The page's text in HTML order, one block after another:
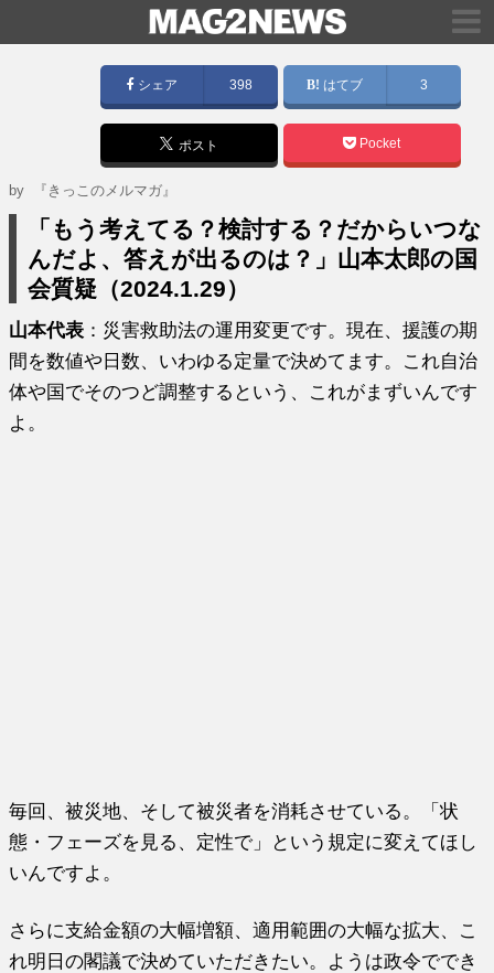
シェア 398 はてブ 3
ポスト Pocket
by 『きっこのメルマガ』
「もう考えてる？検討する？だからいつな
んだよ、答えが出るのは？」山本太郎の国
会質疑（2024.1.29）
山本代表 ：災害救助法の運用変更です。現在、援護の期
間を数値や日数、いわゆる定量で決めてます。これ自治
体や国でそのつど調整するという、これがまずいんです
よ。
毎回、被災地、そして被災者を消耗させている。「状
態・フェーズを見る、定性で」という規定に変えてほし
いんですよ。
さらに支給金額の大幅増額、適用範囲の大幅な拡大、こ
れ明日の閣議で決めていただきたい。ようは政令ででき